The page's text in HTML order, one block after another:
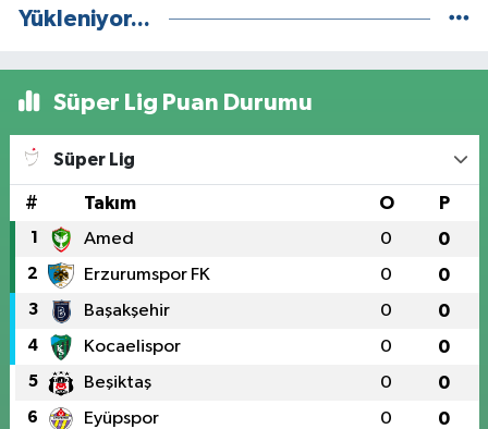
Yükleniyor...
Süper Lig Puan Durumu
Süper Lig
# Takım O P
1 Amed 0 0
2 Erzurumspor FK 0 0
3 Başakşehir 0 0
4 Kocaelispor 0 0
5 Beşiktaş 0 0
6 Eyüpspor 0 0